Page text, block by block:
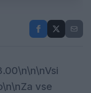
vse